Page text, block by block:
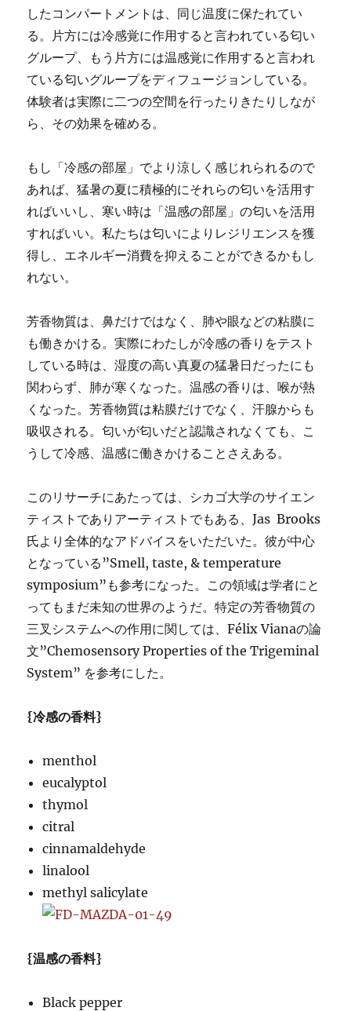
したコンパートメントは、同じ温度に保たれてい
る。片方には冷感覚に作用すると言われている匂い
グループ、もう片方には温感覚に作用すると言われ
ている匂いグループをディフュージョンしている。
体験者は実際に二つの空間を行ったりきたりしなが
ら、その効果を確める。
もし「冷感の部屋」でより涼しく感じれられるので
あれば、猛暑の夏に積極的にそれらの匂いを活用す
ればいいし、寒い時は「温感の部屋」の匂いを活用
すればいい。私たちは匂いによりレジリエンスを獲
得し、エネルギー消費を抑えることができるかもし
れない。
芳香物質は、鼻だけではなく、肺や眼などの粘膜に
も働きかける。実際にわたしが冷感の香りをテスト
している時は、湿度の高い真夏の猛暑日だったにも
関わらず、肺が寒くなった。温感の香りは、喉が熱
くなった。芳香物質は粘膜だけでなく、汗腺からも
吸収される。匂いが匂いだと認識されなくても、こ
うして冷感、温感に働きかけることさえある。
このリサーチにあたっては、シカゴ大学のサイエン
ティストでありアーティストでもある、Jas Brooks
氏より全体的なアドバイスをいただいた。彼が中心
となっている”Smell, taste, & temperature
symposium”も参考になった。この領域は学者にと
ってもまだ未知の世界のようだ。特定の芳香物質の
三叉システムへの作用に関しては、Félix Vianaの論
文”Chemosensory Properties of the Trigeminal
System” を参考にした。
{冷感の香料}
menthol
eucalyptol
thymol
citral
cinnamaldehyde
linalool
methyl salicylate
{温感の香料}
Black pepper